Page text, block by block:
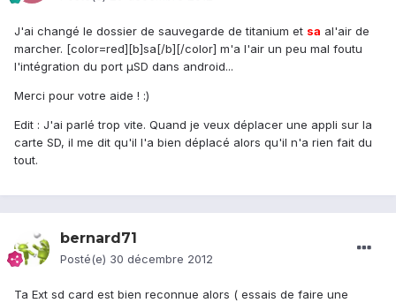
J'ai changé le dossier de sauvegarde de titanium et sa al'air de
marcher. [color=red][b]sa[/b][/color] m'a l'air un peu mal foutu
l'intégration du port µSD dans android...
Merci pour votre aide ! :)
Edit : J'ai parlé trop vite. Quand je veux déplacer une appli sur la
carte SD, il me dit qu'il l'a bien déplacé alors qu'il n'a rien fait du
tout.
bernard71
Posté(e) 30 décembre 2012
Ta Ext sd card est bien reconnue alors ( essais de faire une